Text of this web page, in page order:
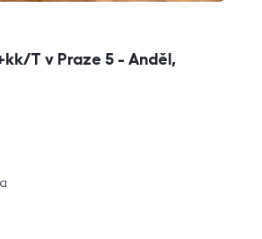
T v Praze 5 - Anděl,